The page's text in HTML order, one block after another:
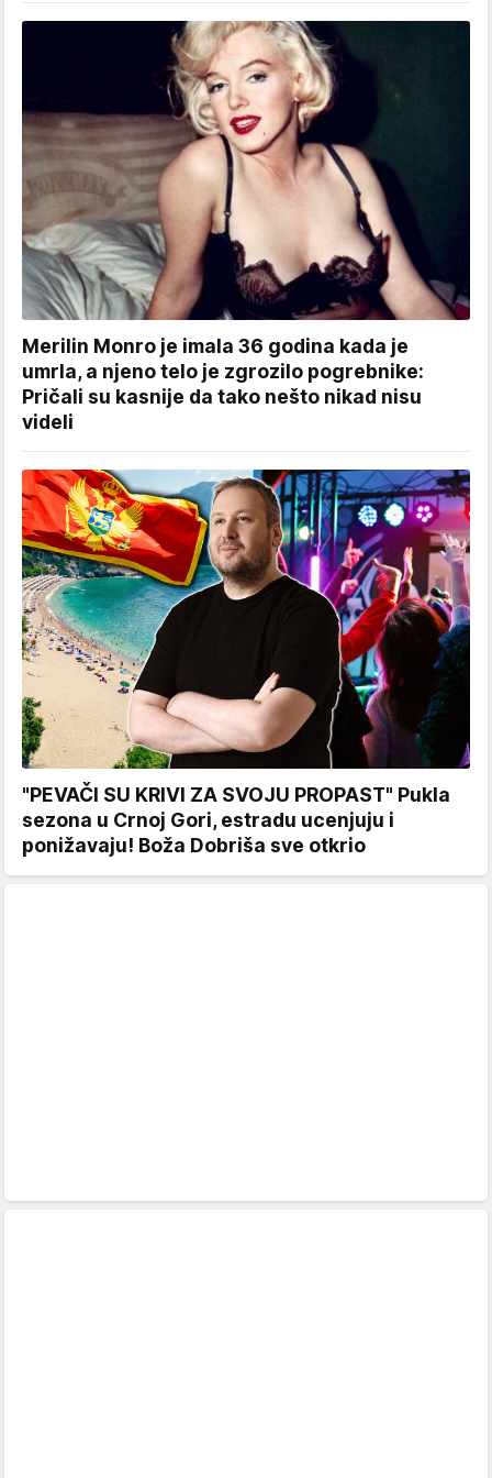
Merilin Monro je imala 36 godina kada je
umrla, a njeno telo je zgrozilo pogrebnike:
Pričali su kasnije da tako nešto nikad nisu
videli
"PEVAČI SU KRIVI ZA SVOJU PROPAST" Pukla
sezona u Crnoj Gori, estradu ucenjuju i
ponižavaju! Boža Dobriša sve otkrio